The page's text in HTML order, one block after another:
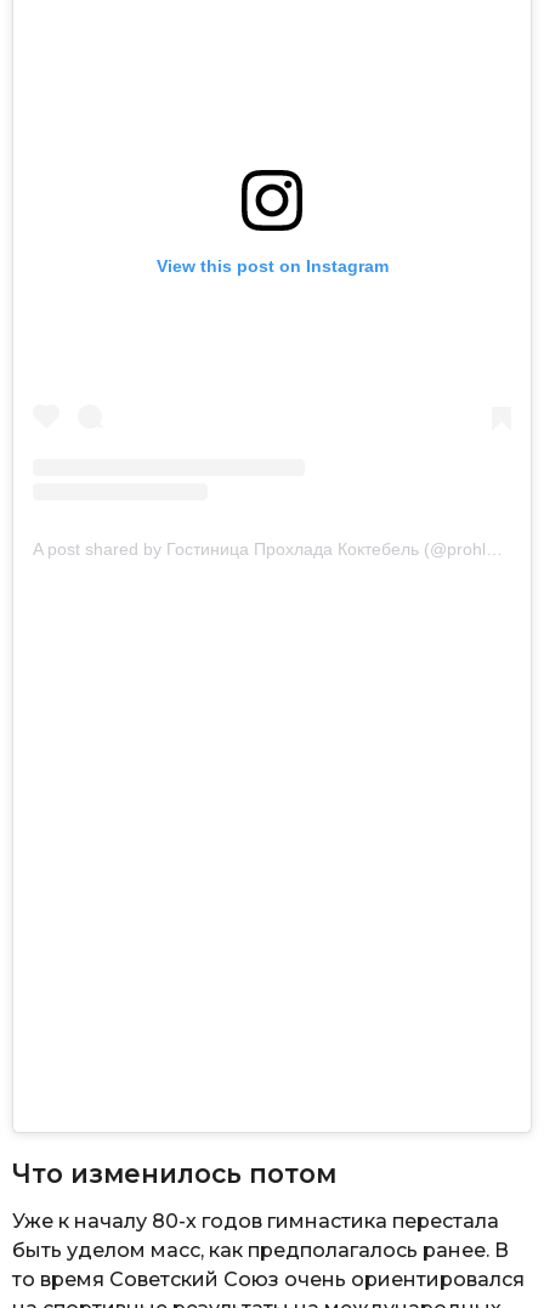
View this post on Instagram
Что изменилось потом
Уже к началу 80-х годов гимнастика перестала
быть уделом масс, как предполагалось ранее. В
то время Советский Союз очень ориентировался